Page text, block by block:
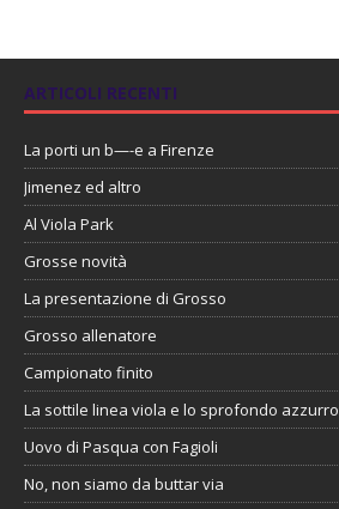
ARTICOLI RECENTI
La porti un b—-e a Firenze
Jimenez ed altro
Al Viola Park
Grosse novità
La presentazione di Grosso
Grosso allenatore
Campionato finito
La sottile linea viola e lo sprofondo azzurro
Uovo di Pasqua con Fagioli
No, non siamo da buttar via